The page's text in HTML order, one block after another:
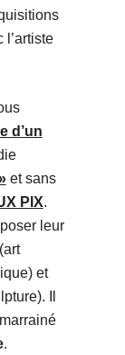
l’artiste
d’un
et sans
PIX.
leur
et
Il
.